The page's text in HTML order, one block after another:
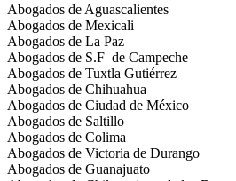
Abogados de Aguascalientes
Abogados de Mexicali
Abogados de La Paz
Abogados de S.F de Campeche
Abogados de Tuxtla Gutiérrez
Abogados de Chihuahua
Abogados de Ciudad de México
Abogados de Saltillo
Abogados de Colima
Abogados de Victoria de Durango
Abogados de Guanajuato